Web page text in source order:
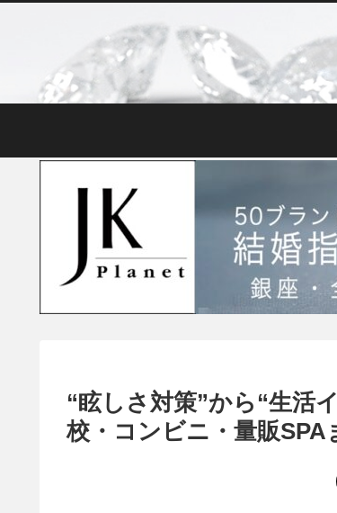
“眩しさ対策”から“生活
校・コンビニ・量販SPA